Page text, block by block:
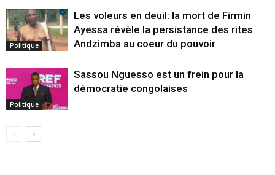
Politique
Les voleurs en deuil: la mort de Firmin
Ayessa révèle la persistance des rites
Andzimba au coeur du pouvoir
Politique
Sassou Nguesso est un frein pour la
démocratie congolaises